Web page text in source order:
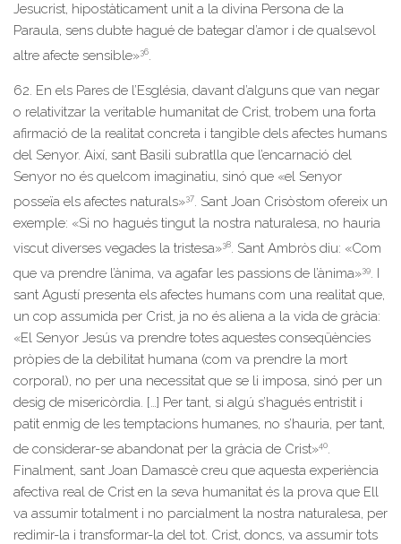
Jesucrist, hipostàticament unit a la divina Persona de la
Paraula, sens dubte hagué de bategar d’amor i de qualsevol
altre afecte sensible»36.
62. En els Pares de l’Església, davant d’alguns que van negar
o relativitzar la veritable humanitat de Crist, trobem una forta
afirmació de la realitat concreta i tangible dels afectes humans
del Senyor. Així, sant Basili subratlla que l’encarnació del
Senyor no és quelcom imaginatiu, sinó que «el Senyor
posseïa els afectes naturals»37. Sant Joan Crisòstom ofereix un
exemple: «Si no hagués tingut la nostra naturalesa, no hauria
viscut diverses vegades la tristesa»38. Sant Ambròs diu: «Com
que va prendre l’ànima, va agafar les passions de l’ànima»39. I
sant Agustí presenta els afectes humans com una realitat que,
un cop assumida per Crist, ja no és aliena a la vida de gràcia:
«El Senyor Jesús va prendre totes aquestes conseqüències
pròpies de la debilitat humana (com va prendre la mort
corporal), no per una necessitat que se li imposa, sinó per un
desig de misericòrdia. […] Per tant, si algú s’hagués entristit i
patit enmig de les temptacions humanes, no s’hauria, per tant,
de considerar-se abandonat per la gràcia de Crist»40.
Finalment, sant Joan Damascè creu que aquesta experiència
afectiva real de Crist en la seva humanitat és la prova que Ell
va assumir totalment i no parcialment la nostra naturalesa, per
redimir-la i transformar-la del tot. Crist, doncs, va assumir tots